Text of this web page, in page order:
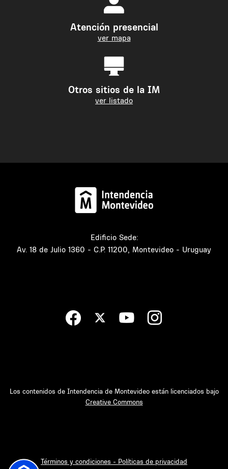
Atención presencial
ver mapa
Otros sitios de la IM
ver listado
Edificio Sede:
Av. 18 de Julio 1360 - C.P. 11200, Montevideo - Uruguay
Los contenidos de Intendencia de Montevideo están licenciados bajo
Creative Commons
Términos y condiciones - Políticas de privacidad